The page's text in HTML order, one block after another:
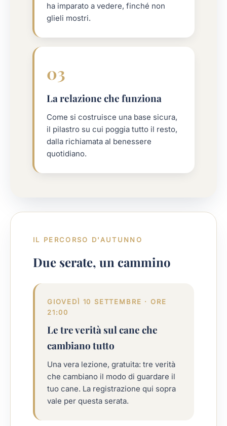
ha imparato a vedere, finché non
glieli mostri.
03
La relazione che funziona
Come si costruisce una base sicura,
il pilastro su cui poggia tutto il resto,
dalla richiamata al benessere
quotidiano.
IL PERCORSO D'AUTUNNO
Due serate, un cammino
GIOVEDÌ 10 SETTEMBRE · ORE
21:00
Le tre verità sul cane che
cambiano tutto
Una vera lezione, gratuita: tre verità
che cambiano il modo di guardare il
tuo cane. La registrazione qui sopra
vale per questa serata.